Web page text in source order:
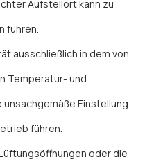
Aufstellort kann zu
führen.
ausschließlich in dem von
Temperatur- und
Einstellung
führen.
oder die